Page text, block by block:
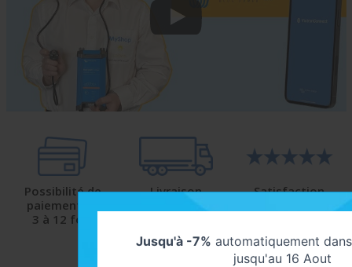
Possibilité de
paiement de
3 à 12 fois
Livraison
protégée
Satisfaction
Jusqu'à -7% automatiquement
jusqu'au 16 Aout